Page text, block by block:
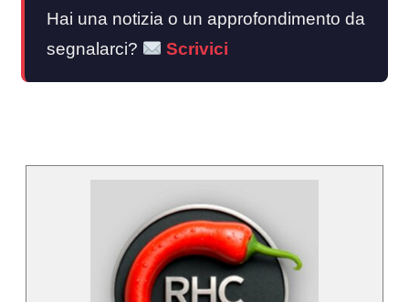
Hai una notizia o un approfondimento da
segnalarci?
Scrivici